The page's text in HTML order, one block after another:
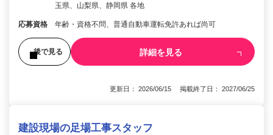
玉県、山梨県、静岡県 各地
応募資格 年齢・資格不問、普通自動車運転免許あれば尚可
後で見る 詳細を見る
更新日： 2026/06/15 掲載終了日： 2027/06/25
建設現場の足場工事スタッフ